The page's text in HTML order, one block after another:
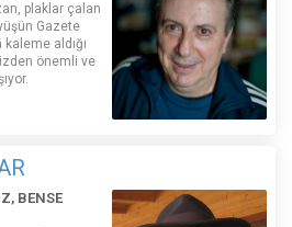
plaklar çalan
Gazete
aldığı
önemli ve
BENSE